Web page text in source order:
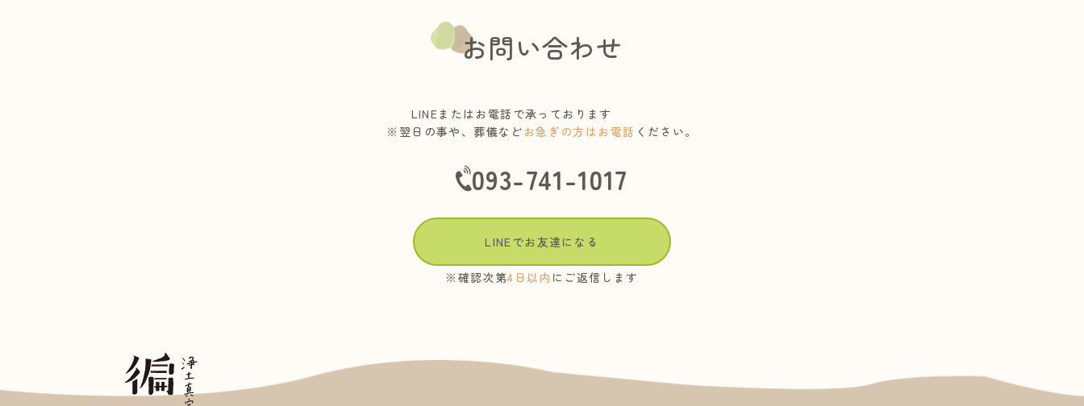
お問い合わせ
LINEまたはお電話で承っております
※翌日の事や、葬儀など お急ぎの方はお電話 ください。
093-741-1017
LINEでお友達になる
※確認次第4日以内 にご返信します